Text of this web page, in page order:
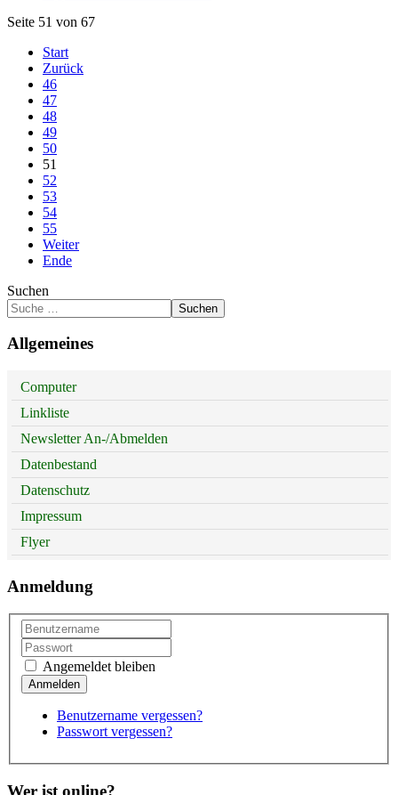
Seite 51 von 67
Start
Zurück
46
47
48
49
50
51
52
53
54
55
Weiter
Ende
Suchen
Suchen
Allgemeines
Computer
Linkliste
Newsletter An-/Abmelden
Datenbestand
Datenschutz
Impressum
Flyer
Anmeldung
Angemeldet bleiben
Benutzername vergessen?
Passwort vergessen?
Wer ist online?